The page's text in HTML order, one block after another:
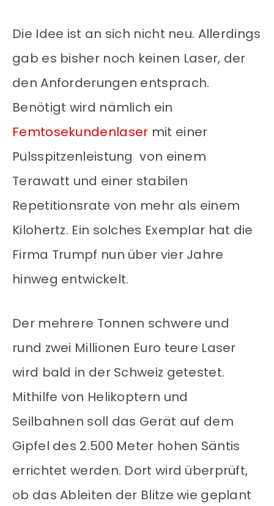
Die Idee ist an sich nicht neu. Allerdings
gab es bisher noch keinen Laser, der
den Anforderungen entsprach.
Benötigt wird nämlich ein
Femtosekundenlaser mit einer
Pulsspitzenleistung von einem
Terawatt und einer stabilen
Repetitionsrate von mehr als einem
Kilohertz. Ein solches Exemplar hat die
Firma Trumpf nun über vier Jahre
hinweg entwickelt.
Der mehrere Tonnen schwere und
rund zwei Millionen Euro teure Laser
wird bald in der Schweiz getestet.
Mithilfe von Helikoptern und
Seilbahnen soll das Gerät auf dem
Gipfel des 2.500 Meter hohen Säntis
errichtet werden. Dort wird überprüft,
ob das Ableiten der Blitze wie geplant